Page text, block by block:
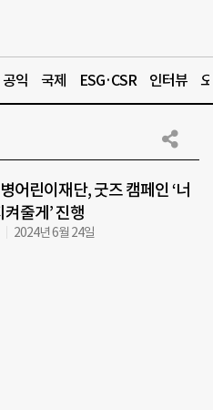
공익 국제 ESG·CSR 인터뷰
어린이재단, 굿즈 캠페인 ‘너
줄게’ 진행
2024년 6월 24일